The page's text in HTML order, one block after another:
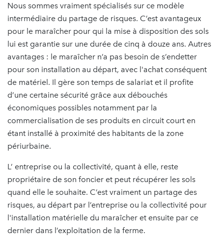
Nous sommes vraiment spécialisés sur ce modèle
intermédiaire du partage de risques. C’est avantageux
pour le maraîcher pour qui la mise à disposition des sols
lui est garantie sur une durée de cinq à douze ans. Autres
avantages : le maraîcher n’a pas besoin de s’endetter
pour son installation au départ, avec l'achat conséquent
de matériel. Il gère son temps de salariat et il profite
d’une certaine sécurité grâce aux débouchés
économiques possibles notamment par la
commercialisation de ses produits en circuit court en
étant installé à proximité des habitants de la zone
périurbaine.
L’ entreprise ou la collectivité, quant à elle, reste
propriétaire de son foncier et peut récupérer les sols
quand elle le souhaite. C’est vraiment un partage des
risques, au départ par l’entreprise ou la collectivité pour
l'installation matérielle du maraîcher et ensuite par ce
dernier dans l’exploitation de la ferme.